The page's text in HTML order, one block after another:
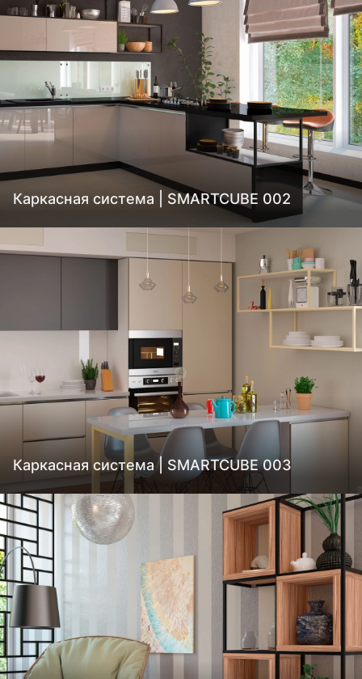
Каркасная система | SMARTCUBE 002
Каркасная система | SMARTCUBE 003